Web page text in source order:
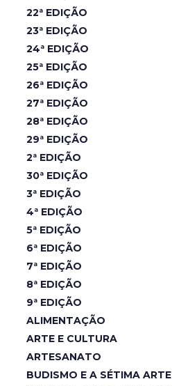
22ª EDIÇÃO
23ª EDIÇÃO
24ª EDIÇÃO
25ª EDIÇÃO
26ª EDIÇÃO
27ª EDIÇÃO
28ª EDIÇÃO
29ª EDIÇÃO
2ª EDIÇÃO
30ª EDIÇÃO
3ª EDIÇÃO
4ª EDIÇÃO
5ª EDIÇÃO
6ª EDIÇÃO
7ª EDIÇÃO
8ª EDIÇÃO
9ª EDIÇÃO
ALIMENTAÇÃO
ARTE E CULTURA
ARTESANATO
BUDISMO E A SÉTIMA ARTE